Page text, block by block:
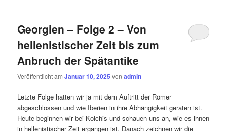
Georgien – Folge 2 – Von
hellenistischer Zeit bis zum
Anbruch der Spätantike
Veröffentlicht amJanuar 10, 2025 vonadmin
Letzte Folge hatten wir ja mit dem Auftritt der Römer
abgeschlossen und wie Iberien in ihre Abhängigkeit geraten ist.
Heute beginnen wir bei Kolchis und schauen uns an, wie es ihnen
in hellenistischer Zeit ergangen ist. Danach zeichnen wir die